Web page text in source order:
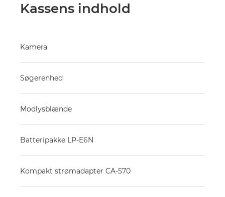
Kassens indhold
Kamera
Søgerenhed
Modlysblænde
Batteripakke LP-E6N
Kompakt strømadapter CA-570